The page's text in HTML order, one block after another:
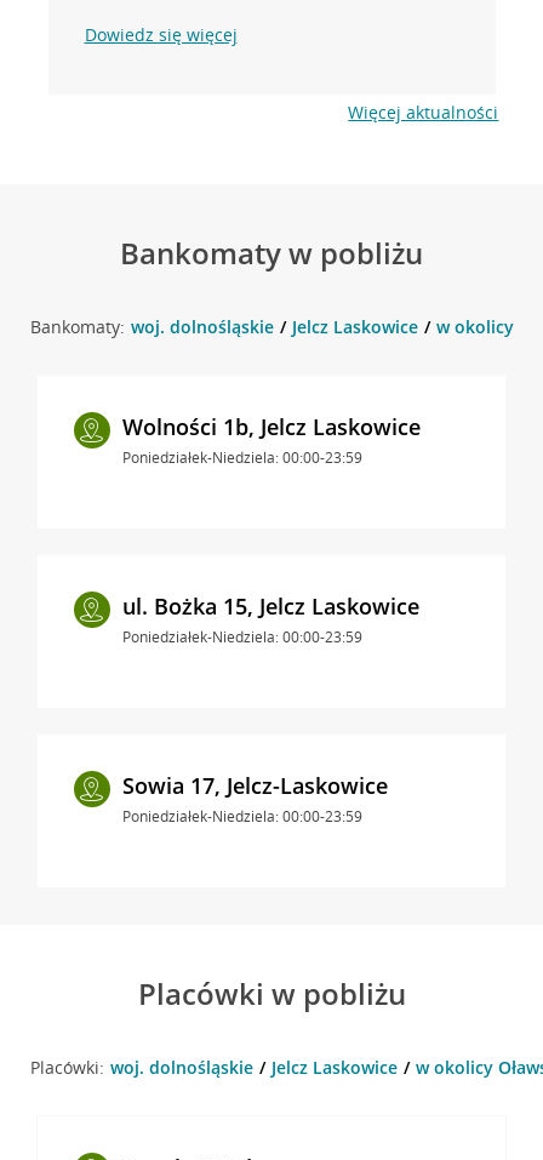
Dowiedz się więcej
Więcej aktualności
Bankomaty w pobliżu
Bankomaty: woj. dolnośląskie Jelcz Laskowice w okolicy
Wolności 1b, Jelcz Laskowice
Poniedziałek-Niedziela: 00:00-23:59
ul. Bożka 15, Jelcz Laskowice
Poniedziałek-Niedziela: 00:00-23:59
Sowia 17, Jelcz-Laskowice
Poniedziałek-Niedziela: 00:00-23:59
Placówki w pobliżu
Placówki: woj. dolnośląskie Jelcz Laskowice w okolicy